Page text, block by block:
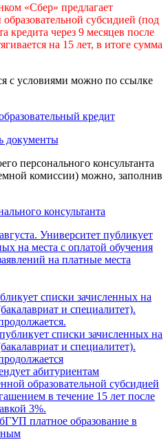
«Сбер» предлагает
субсидией (под
кредита через 9 месяцев после
на 15 лет, в итоге сумма
с условиями можно по ссылке
кредит
документы
персонального консультанта
комиссии) можно, заполнив
консультанта
списки зачисленных на
и специалитет).
платное образование в